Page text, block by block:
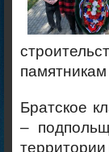
Братское
–